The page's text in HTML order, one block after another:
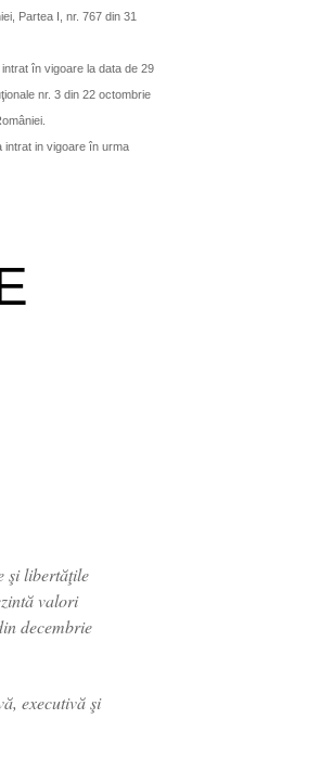
Partea I, nr. 767 din 31
în vigoare la data de 29
nr. 3 din 22 octombrie
intrat in vigoare în urma
şi libertăţile
valori
decembrie
executivă şi